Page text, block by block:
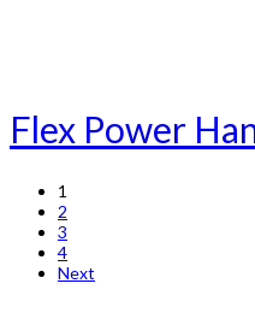
Flex Power
1
2
3
4
Next